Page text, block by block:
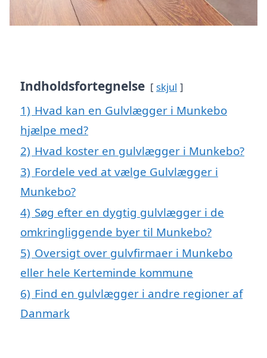
Indholdsfortegnelse skjul
1) Hvad kan en Gulvlægger i Munkebo
hjælpe med?
2) Hvad koster en gulvlægger i Munkebo?
3) Fordele ved at vælge Gulvlægger i
Munkebo?
4) Søg efter en dygtig gulvlægger i de
omkringliggende byer til Munkebo?
5) Oversigt over gulvfirmaer i Munkebo
eller hele Kerteminde kommune
6) Find en gulvlægger i andre regioner af
Danmark